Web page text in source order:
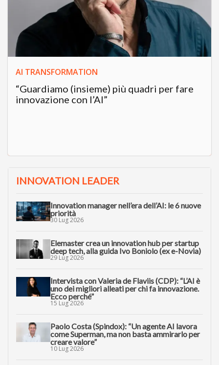
AI TRANSFORMATION
“Guardiamo (insieme) più quadri per fare
innovazione con l’AI”
INNOVATION LEADER
Innovation manager nell’era dell’AI: le 6 nuove
priorità
30 Lug 2026
Elemaster crea un innovation hub per startup
deep tech, alla guida Ivo Boniolo (ex e-Novia)
29 Lug 2026
Intervista con Valeria de Flaviis (CDP): “L’AI è
uno dei migliori alleati per chi fa innovazione.
Ecco perché”
15 Lug 2026
Paolo Costa (Spindox): “Un agente AI lavora
come Superman, ma non basta ammirarlo per
creare valore”
10 Lug 2026